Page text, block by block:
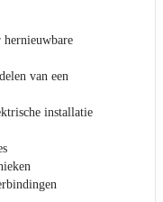
hernieuwbare
van een
installatie